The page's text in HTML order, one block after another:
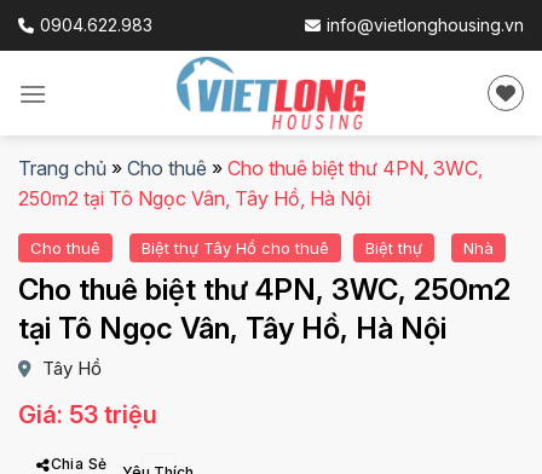
Skip
0904.622.983 info@vietlonghousing.vn
Trang chủ » Cho thuê » Cho thuê biệt thư 4PN, 3WC,
250m2 tại Tô Ngọc Vân, Tây Hồ, Hà Nội
Cho thuê Biệt thự Tây Hồ cho thuê Biệt thự Nhà
Cho thuê biệt thư 4PN, 3WC, 250m2
tại Tô Ngọc Vân, Tây Hồ, Hà Nội
Tây Hồ
Giá: 53 triệu
Chia Sẻ